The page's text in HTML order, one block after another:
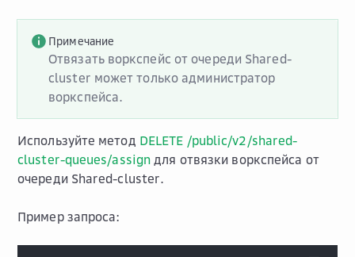
Примечание
Отвязать воркспейс от очереди Shared-
cluster может только администратор
воркспейса.
Используйте метод DELETE /public/v2/shared-
cluster-queues/assign для отвязки воркспейса от
очереди Shared-cluster.
Пример запроса: